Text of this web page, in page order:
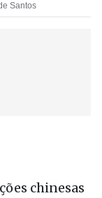
Santos
chinesas